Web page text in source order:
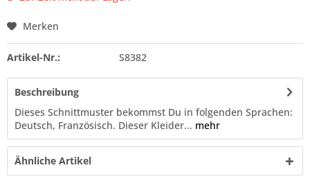
Merken
Artikel-Nr.: S8382
Beschreibung
Dieses Schnittmuster bekommst Du in folgenden Sprachen:
Deutsch, Französisch. Dieser Kleider... mehr
Ähnliche Artikel